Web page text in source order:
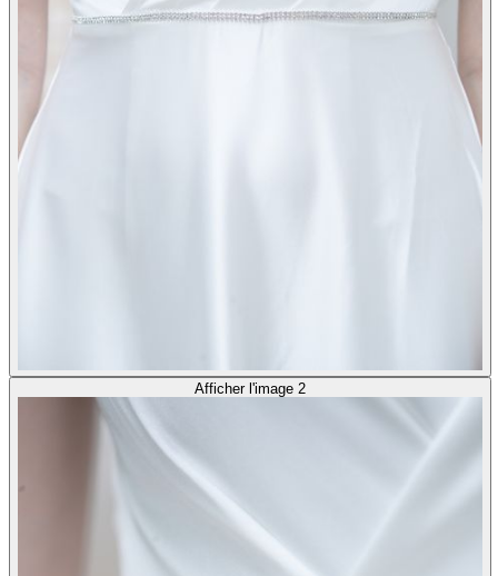
Afficher l'image 2